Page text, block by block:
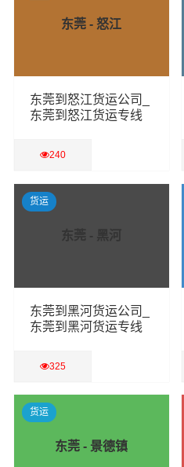
东莞 - 怒江
东莞到怒江货运公司_
东莞到怒江货运专线
240
查看详细
东莞 - 黑河
东莞到黑河货运公司_
东莞到黑河货运专线
325
查看详细
货运
东莞 - 景德镇
货运